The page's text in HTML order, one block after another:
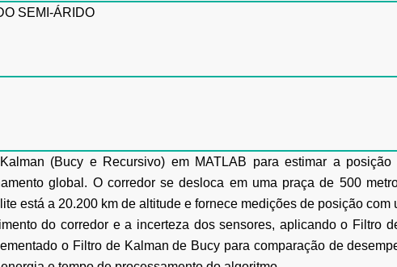
SEMI-ÁRIDO
(Bucy e Recursivo) em MATLAB para estimar a
global. O corredor se desloca em uma praça de 500
está a 20.200 km de altitude e fornece medições de posição com
do corredor e a incerteza dos sensores, aplicando o Filtro
o Filtro de Kalman de Bucy para comparação de